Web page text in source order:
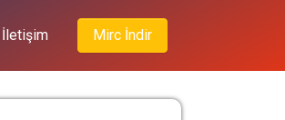
İletişim Mirc İndir